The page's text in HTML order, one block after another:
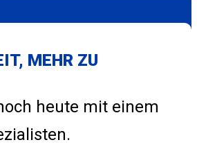
MEHR ZU
heute mit einem